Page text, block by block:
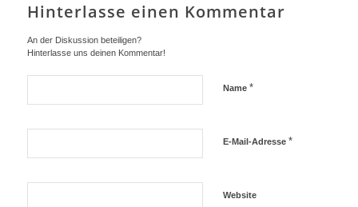
Hinterlasse einen Kommentar
An der Diskussion beteiligen?
Hinterlasse uns deinen Kommentar!
Name *
E-Mail-Adresse *
Website